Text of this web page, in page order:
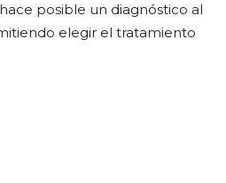
posible un diagnóstico al
elegir el tratamiento